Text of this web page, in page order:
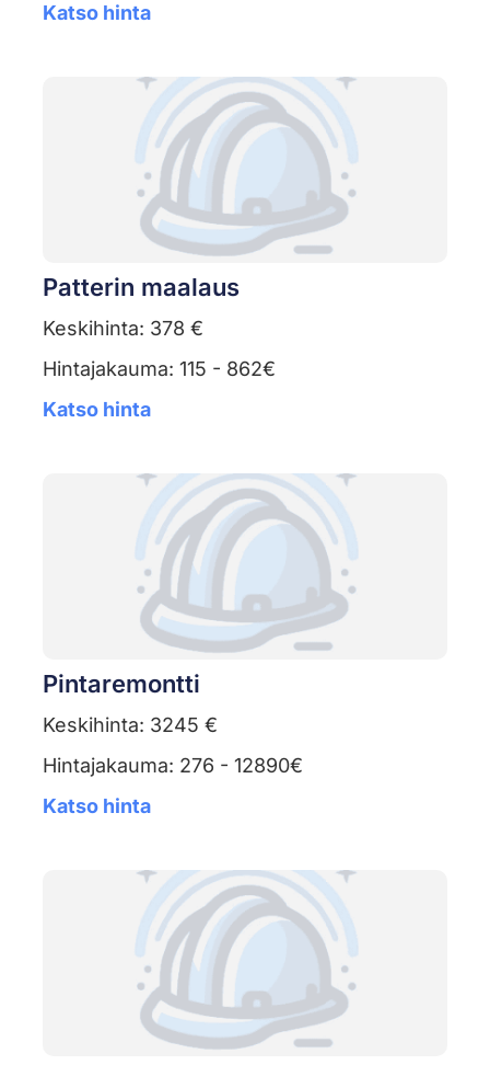
Katso hinta
Patterin maalaus
Keskihinta: 378 €
Hintajakauma: 115 - 862€
Katso hinta
Pintaremontti
Keskihinta: 3245 €
Hintajakauma: 276 - 12890€
Katso hinta